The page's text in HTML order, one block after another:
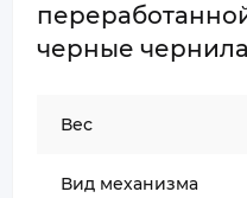
черные чернила
Вес
Вид механизма